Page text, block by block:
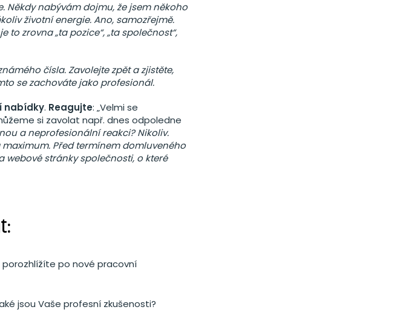
Někdy nabývám dojmu, že jsem někoho
životní energie. Ano, samozřejmě.
to zrovna „ta pozice“, „ta společnost“,
čísla. Zavolejte zpět a zjistěte,
se zachováte jako profesionál.
nabídky. Reagujte: „Velmi se
si zavolat např. dnes odpoledne
a neprofesionální reakci? Nikoliv.
Před termínem domluveného
stránky společnosti, o které
porozhlížíte po nové pracovní
jsou Vaše profesní zkušenosti?